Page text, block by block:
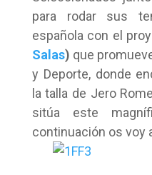
para rodar sus
española con el
Salas) que
y Deporte, donde
la talla de Jero
sitúa este
continuación os voy